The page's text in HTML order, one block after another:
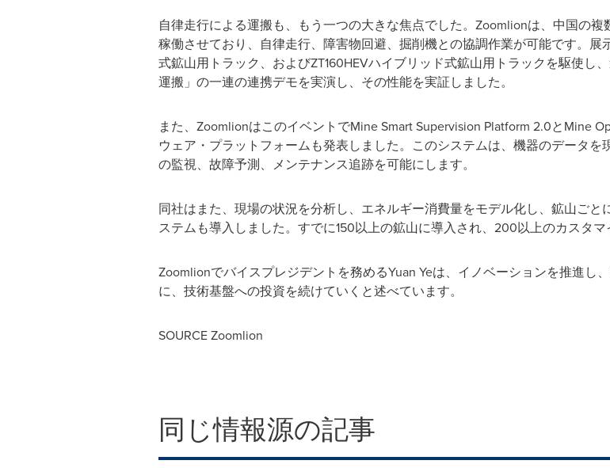
自律走行による運搬も、もう一つの大きな焦点でした。Zoomlionは、中国の
稼働させており、自律走行、障害物回避、掘削機との協調作業が可能です。展
式鉱山用トラック、およびZT160HEVハイブリッド式鉱山用トラックを駆使し
運搬」の一連の連携デモを実演し、その性能を実証しました。
また、ZoomlionはこのイベントでMine Smart Supervision Platform 2.0とMine
ウェア・プラットフォームも発表しました。このシステムは、機器のデータ
の監視、故障予測、メンテナンス追跡を可能にします。
同社はまた、現場の状況を分析し、エネルギー消費量をモデル化し、鉱山ご
ステムも導入しました。すでに150以上の鉱山に導入され、200以上のカスタ
Zoomlionでバイスプレジデントを務めるYuan Yeは、イノベーションを推進し
に、技術基盤への投資を続けていくと述べています。
SOURCE Zoomlion
同じ情報源の記事